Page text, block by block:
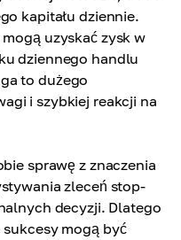
kapitału dziennie.
uzyskać zysk w
dziennego handlu
to dużego
i szybkiej reakcji na
sprawę z znaczenia
zleceń stop-
decyzji. Dlatego
mogą być